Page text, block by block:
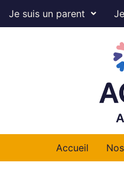
Je suis un parent
Accueil